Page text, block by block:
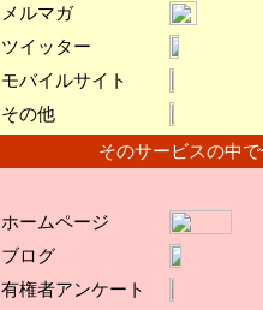
メルマガ
ツイッター
モバイルサイト
その他
そのサービスの中
ホームページ
ブログ
有権者アンケート